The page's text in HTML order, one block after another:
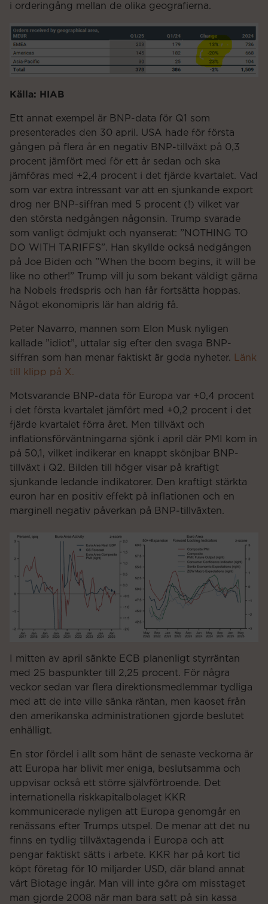
i orderingång mellan de olika geografierna.
Källa: HIAB
Ett annat exempel är BNP-data för Q1 som
presenterades den 30 april. USA hade för första
gången på flera år en negativ BNP-tillväxt på 0,3
procent jämfört med för ett år sedan och ska
jämföras med +2,4 procent i det fjärde kvartalet. Vad
som var extra intressant var att en sjunkande export
drog ner BNP-siffran med 5 procent (!) vilket var
den största nedgången någonsin. Trump svarade
som vanligt ödmjukt och nyanserat: ”NOTHING TO
DO WITH TARIFFS”. Han skyllde också nedgången
på Joe Biden och ”When the boom begins, it will be
like no other!” Trump vill ju som bekant väldigt gärna
ha Nobels fredspris och han får fortsätta hoppas.
Något ekonomipris lär han aldrig få.
Peter Navarro, mannen som Elon Musk nyligen
kallade ”idiot”, uttalar sig efter den svaga BNP-
siffran som han menar faktiskt är goda nyheter.
Länk
till klipp på X.
Motsvarande BNP-data för Europa var +0,4 procent
i det första kvartalet jämfört med +0,2 procent i det
fjärde kvartalet förra året. Men tillväxt och
inflationsförväntningarna sjönk i april där PMI kom in
på 50,1, vilket indikerar en knappt skönjbar BNP-
tillväxt i Q2. Bilden till höger visar på kraftigt
sjunkande ledande indikatorer. Den kraftigt stärkta
euron har en positiv effekt på inflationen och en
marginell negativ påverkan på BNP-tillväxten.
I mitten av april sänkte ECB planenligt styrräntan
med 25 baspunkter till 2,25 procent. För några
veckor sedan var flera direktionsmedlemmar tydliga
med att de inte ville sänka räntan, men kaoset från
den amerikanska administrationen gjorde beslutet
enhälligt.
En stor fördel i allt som hänt de senaste veckorna är
att Europa har blivit mer eniga, beslutsamma och
uppvisar också ett större självförtroende. Det
internationella riskkapitalbolaget KKR
kommunicerade nyligen att Europa genomgår en
renässans efter Trumps utspel. De menar att det nu
finns en tydlig tillväxtagenda i Europa och att
pengar faktiskt sätts i arbete. KKR har på kort tid
köpt företag för 10 miljarder USD, där bland annat
vårt Biotage ingår. Man vill inte göra om misstaget
man gjorde 2008 när man bara satt på sin kassa